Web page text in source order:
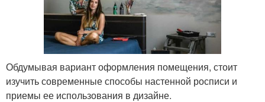
Обдумывая вариант оформления помещения, стоит
изучить современные способы настенной росписи и
приемы ее использования в дизайне.